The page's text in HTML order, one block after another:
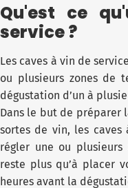
Qu'est ce
service ?
Les caves à vin de
ou plusieurs zones de
dégustation d’un à
Dans le but de préparer
sortes de vin, les caves
régler une ou
reste plus qu’à placer
heures avant la